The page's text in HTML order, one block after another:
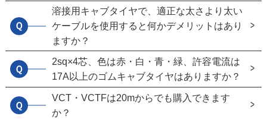
Ｑ
溶接用キャブタイヤで、適正な太さより太い
ケーブルを使用すると何かデメリットはあり
ますか？
Ｑ
2sq×4芯、色は赤・白・青・緑、許容電流は
17A以上のゴムキャブタイヤはありますか？
Ｑ
VCT・VCTFは20mからでも購入できます
か？